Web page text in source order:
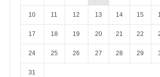
10 11 12 13 14 15
17 18 19 20 21 22
24 25 26 27 28 29
31